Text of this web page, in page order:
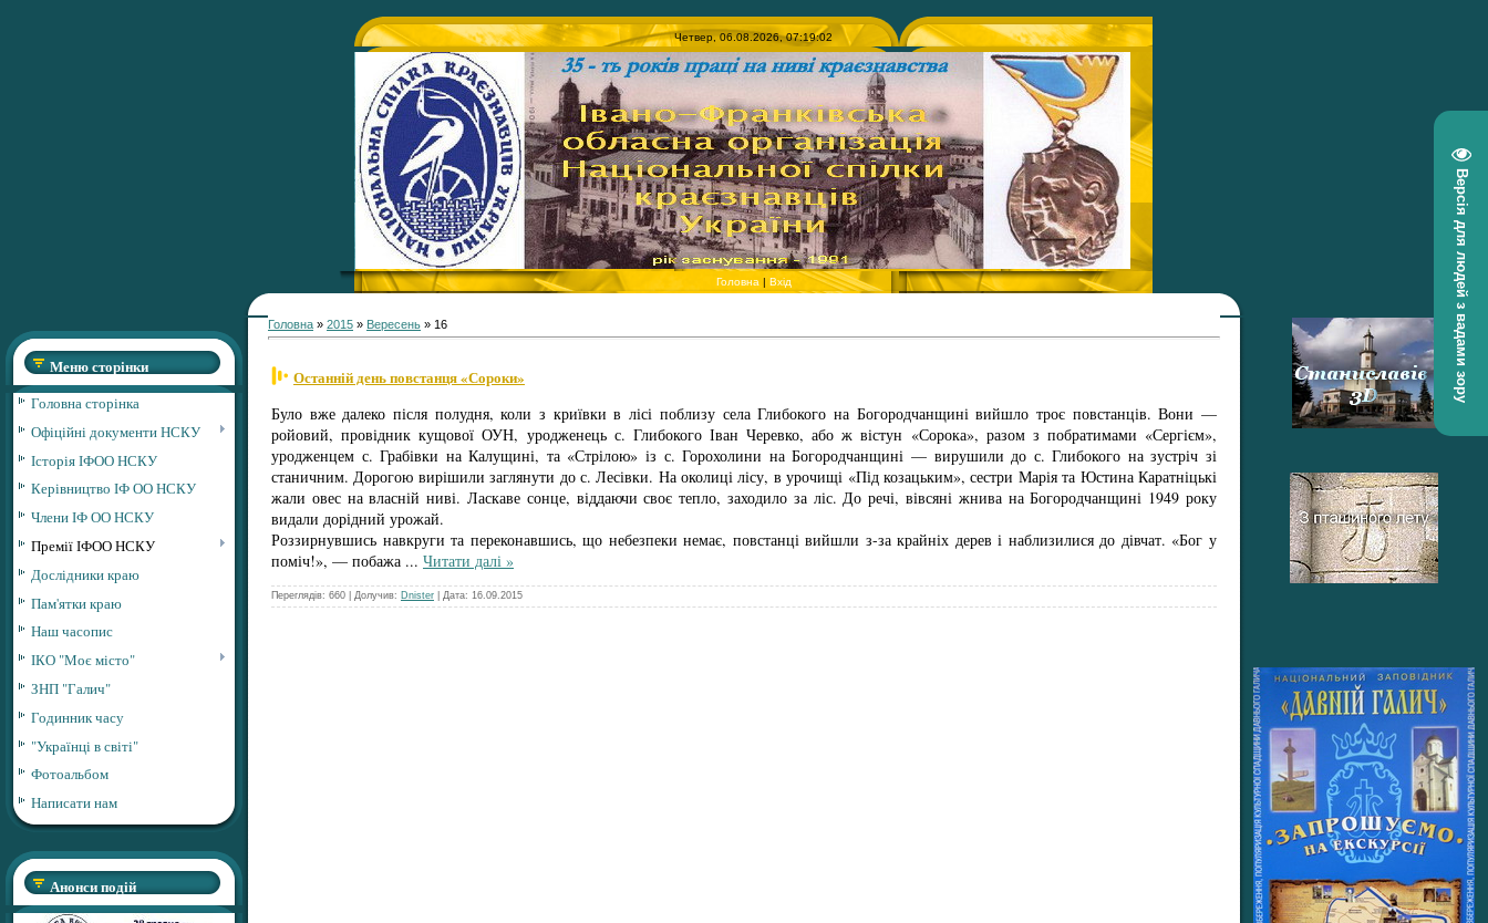
Версія для людей з вадами зору
Четвер, 06.08.2026, 07:19:02
Головна | Вхід
Меню сторінки
Головна сторінка
Офіційні документи НСКУ
Історія ІФОО НСКУ
Керівництво ІФ ОО НСКУ
Члени ІФ ОО НСКУ
Премії ІФОО НСКУ
Дослідники краю
Пам'ятки краю
Наш часопис
ІКО "Моє місто"
ЗНП "Галич"
Годинник часу
"Українці в світі"
Фотоальбом
Написати нам
Анонси подій
Головна » 2015 » Вересень » 16
Останній день повстанця «Сороки»
Було вже далеко після полудня, коли з криївки в лісі поблизу села Глибокого на Богородчанщині вийшло троє повстанців. Вони —
ройовий, провідник кущової ОУН, уродженець с. Глибокого Іван Черевко, або ж вістун «Сорока», разом з побратимами «Сергієм»,
уродженцем с. Грабівки на Калущині, та «Стрілою» із с. Горохолини на Богородчанщині — вирушили до с. Глибокого на зустріч зі
станичним. Дорогою вирішили заглянути до с. Лесівки. На околиці лісу, в урочищі «Під козацьким», сестри Марія та Юстина Каратніцькі
жали овес на власній ниві. Ласкаве сонце, віддаючи своє тепло, заходило за ліс. До речі, вівсяні жнива на Богородчанщині 1949 року
видали дорідний урожай.
Роззирнувшись навкруги та переконавшись, що небезпеки немає, повстанці вийшли з-за крайніх дерев і наблизилися до дівчат. «Бог у
поміч!», — побажа ... Читати далі »
Переглядів: 660 | Долучив: Dnister | Дата: 16.09.2015